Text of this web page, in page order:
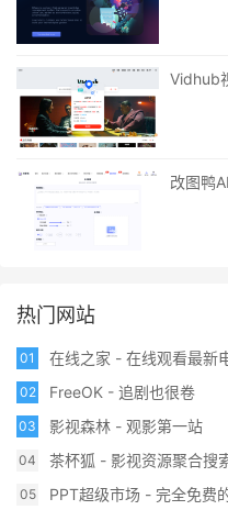
Vidhub
改图鸭
热门网站
01 在线之家 - 在线观看最新
02 FreeOK - 追剧也很卷
03 影视森林 - 观影第一站
04 茶杯狐 - 影视资源聚合搜
05 PPT超级市场 - 完全免费